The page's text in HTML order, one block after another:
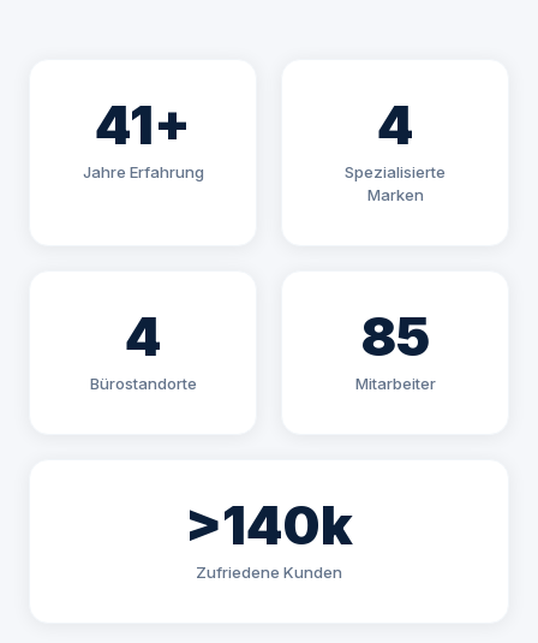
41+
Jahre Erfahrung
4
Spezialisierte
Marken
4
Bürostandorte
85
Mitarbeiter
>140k
Zufriedene Kunden